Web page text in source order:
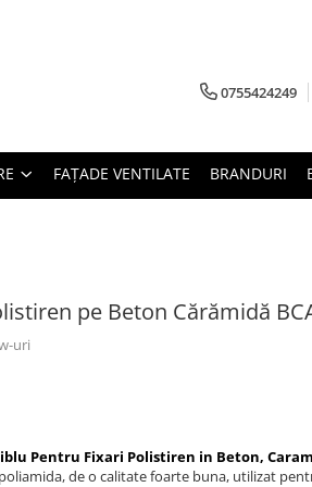
0755424249
FAȚADE VENTILATE BRANDURI
pe Beton Cărămidă
uri
Pentru Fixari Polistiren in Beton,
de o calitate foarte buna, utilizat